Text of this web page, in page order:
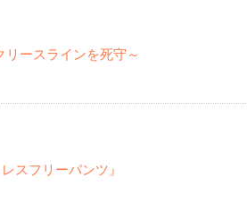
ースラインを死守～
スフリーパンツ』